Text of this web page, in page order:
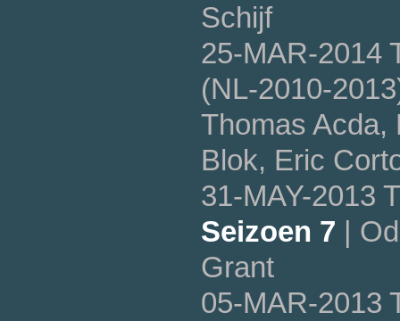
Schijf
25-MAR-2014
(NL-2010-
Thomas Acda,
Blok, Eric
31-MAY-2013
Seizoen 7 |
Grant
05-MAR-2013